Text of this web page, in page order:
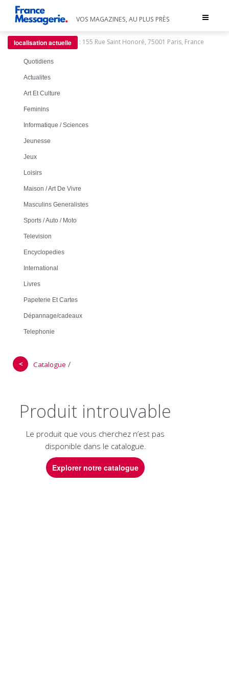
Toggle
VOS MAGAZINES, AU PLUS PRÈS
localisation actuelle : 155 Rue Saint Honoré, 75001 Paris, France
Quotidiens
Actualites
Art Et Culture
Feminins
Informatique / Sciences
Jeunesse
Jeux
Loisirs
Maison / Art De Vivre
Masculins Generalistes
Sports / Auto / Moto
Television
Encyclopedies
International
Livres
Papeterie Et Cartes
Dépannage/cadeaux
Telephonie
＜ Catalogue /
Produit introuvable
Le produit que vous cherchez n’est pas
disponible dans le catalogue.
Explorer notre catalogue